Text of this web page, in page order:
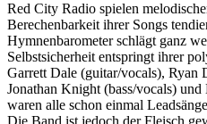
Red City Radio spielen
Berechenbarkeit ihrer Songs
Hymnenbarometer schlägt ganz
Selbstsicherheit entspringt ihrer
Garrett Dale (guitar/vocals), Ryan
Jonathan Knight (bass/vocals)
waren alle schon einmal